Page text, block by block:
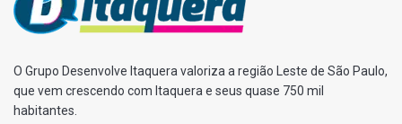
O Grupo Desenvolve Itaquera valoriza a região Leste de São Paulo,
que vem crescendo com Itaquera e seus quase 750 mil
habitantes.